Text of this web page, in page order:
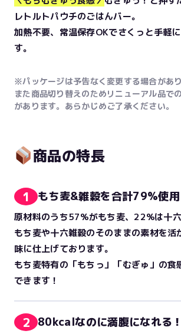
レトルトパウチのごはんバー。
加熱不要、常温保存OKでさくっと手軽
す。
※パッケージは予告なく変更する場合があり
また商品切り替えのためリニューアル品で
があります。あらかじめご了承ください。
商品の特長
1 もち麦&雑穀を合計79%使
原材料のうち57%がもち麦、22%は十六
もち麦や十六雑穀のそのままの素材を活
味に仕上げております。
もち麦特有の「もちっ」「むぎゅ」の食
できます！
2 80kcalなのに満腹になれる！